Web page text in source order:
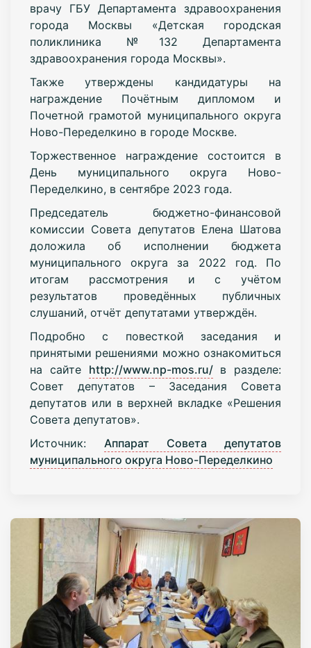
врачу ГБУ Департамента здравоохранения
города Москвы «Детская городская
поликлиника №132 Департамента
здравоохранения города Москвы».
Также утверждены кандидатуры на
награждение Почётным дипломом и
Почетной грамотой муниципального округа
Ново-Переделкино в городе Москве.
Торжественное награждение состоится в
День муниципального округа Ново-
Переделкино, в сентябре 2023 года.
Председатель бюджетно-финансовой
комиссии Совета депутатов Елена Шатова
доложила об исполнении бюджета
муниципального округа за 2022 год. По
итогам рассмотрения и с учётом
результатов проведённых публичных
слушаний, отчёт депутатами утверждён.
Подробно с повесткой заседания и
принятыми решениями можно ознакомиться
на сайте http://www.np-mos.ru/в разделе:
Совет депутатов – Заседания Совета
депутатов или в верхней вкладке «Решения
Совета депутатов».
Источник: Аппарат Совета депутатов
муниципального округа Ново-Переделкино